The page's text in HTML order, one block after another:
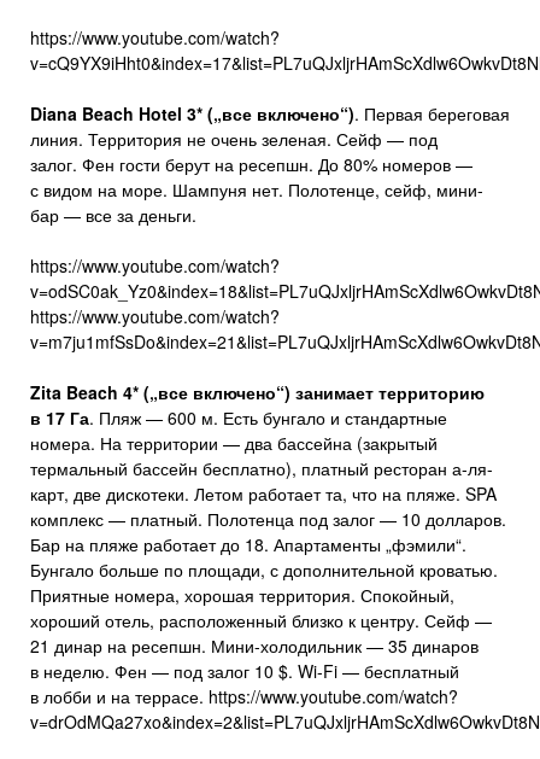
https://www.youtube.com/watch?
Diana Beach Hotel 3* („все включено“). Первая береговая
линия. Территория не очень зеленая. Сейф — под
залог. Фен гости берут на ресепшн. До 80% номеров —
с видом на море. Шампуня нет. Полотенце, сейф, мини-
бар — все за деньги.
https://www.youtube.com/watch?
https://www.youtube.com/watch?
Zita Beach 4* („все включено“) занимает территорию
в 17 Га. Пляж — 600 м. Есть бунгало и стандартные
номера. На территории — два бассейна (закрытый
термальный бассейн бесплатно), платный ресторан а-ля-
карт, две дискотеки. Летом работает та, что на пляже. SPA
комплекс — платный. Полотенца под залог — 10 долларов.
Бар на пляже работает до 18. Апартаменты „фэмили“.
Бунгало больше по площади, с дополнительной кроватью.
Приятные номера, хорошая территория. Спокойный,
хороший отель, расположенный близко к центру. Сейф —
21 динар на ресепшн. Мини-холодильник — 35 динаров
в неделю. Фен — под залог 10 $. Wi-Fi — бесплатный
в лобби и на террасе. https://www.youtube.com/watch?